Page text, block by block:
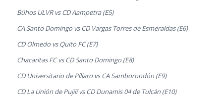
Búhos ULVR vs CD Aampetra (E5)
CA Santo Domingo vs CD Vargas Torres de Esmeraldas (E6)
CD Olmedo vs Quito FC (E7)
Chacaritas FC vs CD Santo Domingo (E8)
CD Universitario de Píllaro vs CA Samborondón (E9)
CD La Unión de Pujilí vs CD Dunamis 04 de Tulcán (E10)